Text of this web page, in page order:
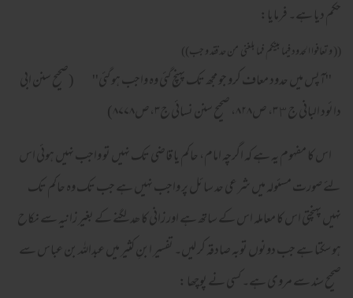
حکم دیا ہے۔ فرمایا:
(( و تعافوا الحدود فيما بينكم فما بلغنى من حد فقد و جب))
''آپس میں حدود معاف کرو جو مجھ تک پہنچ گئی وہ واجب ہو گئی'' (صحیح سنن ابی
دائود البانی ج۳٣، ص۸۲۸، صحیح سنن نسائی ج۳،ص۸۷۷۸)
اس کا مفہوم یہ ہے کہ اگرچہ امام، حاکم یا قاضی تک نہیں تو واجب نہیں ہوئی اس
لئے صورت مسئولہ میں شرعی حد سائل پر واجب نہیں ہے جب تک وہ حاکم تک
نہیں پہنچتی اس کا معاملہ اس کے ساتھ ہے اور زانی کا ھد لگنے کے بغیر زانیہ سے نکاح
ہو سکتا ہے جب دونوں توبہ صادقہ کر لیں۔ تفسیر ابنِ کثیر میں عبداللہ بن عباس سے
صحیح سند سے مروی ہے۔ کسی نے پوچھا :